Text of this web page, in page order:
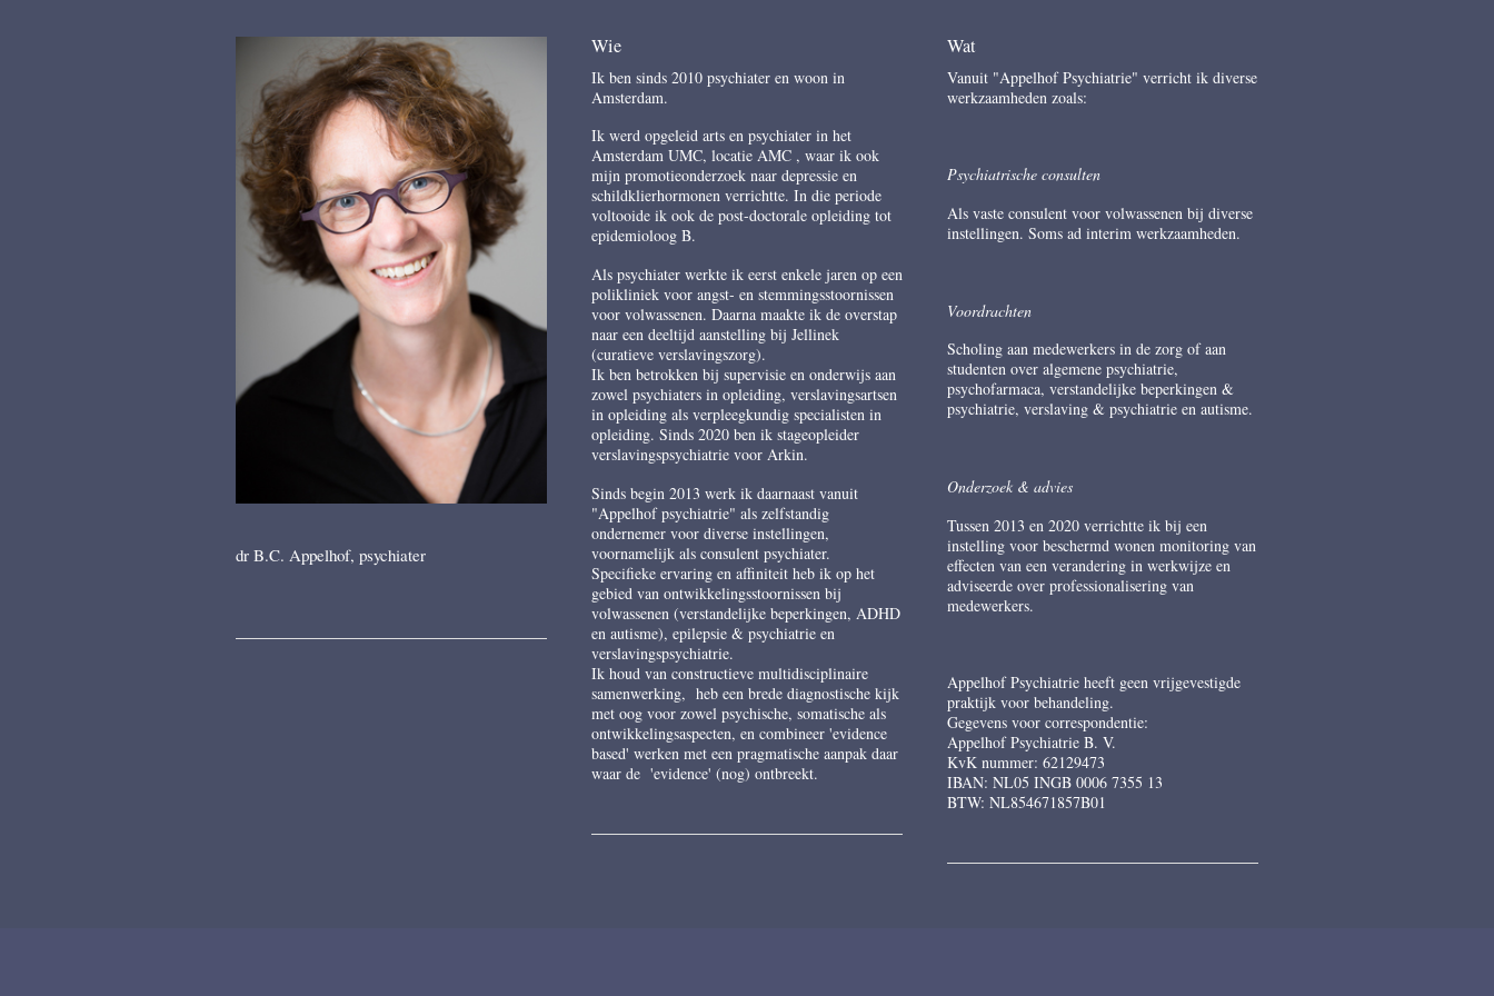
dr B.C. Appelhof, psychiater
Wie
Ik ben sinds 2010 psychiater en woon in
Amsterdam.
Ik werd opgeleid arts en psychiater in het
Amsterdam UMC, locatie AMC , waar ik ook
mijn promotieonderzoek naar depressie en
schildklierhormonen verrichtte. In die periode
voltooide ik ook de post-doctorale opleiding tot
epidemioloog B.
Als psychiater werkte ik eerst enkele jaren op een
polikliniek voor angst- en stemmingsstoornissen
voor volwassenen. Daarna maakte ik de overstap
naar een deeltijd aanstelling bij Jellinek
(curatieve verslavingszorg).
Ik ben betrokken bij supervisie en onderwijs aan
zowel psychiaters in opleiding, verslavingsartsen
in opleiding als verpleegkundig specialisten in
opleiding. Sinds 2020 ben ik stageopleider
verslavingspsychiatrie voor Arkin.
Sinds begin 2013 werk ik daarnaast vanuit
"Appelhof psychiatrie" als zelfstandig
ondernemer voor diverse instellingen,
voornamelijk als consulent psychiater.
Specifieke ervaring en affiniteit heb ik op het
gebied van ontwikkelingsstoornissen bij
volwassenen (verstandelijke beperkingen, ADHD
en autisme), epilepsie & psychiatrie en
verslavingspsychiatrie.
Ik houd van constructieve multidisciplinaire
samenwerking, heb een brede diagnostische kijk
met oog voor zowel psychische, somatische als
ontwikkelingsaspecten, en combineer 'evidence
based' werken met een pragmatische aanpak daar
waar de 'evidence' (nog) ontbreekt.
Wat
Vanuit "Appelhof Psychiatrie" verricht ik diverse
werkzaamheden zoals:
Psychiatrische consulten
Als vaste consulent voor volwassenen bij diverse
instellingen. Soms ad interim werkzaamheden.
Voordrachten
Scholing aan medewerkers in de zorg of aan
studenten over algemene psychiatrie,
psychofarmaca, verstandelijke beperkingen &
psychiatrie, verslaving & psychiatrie en autisme.
Onderzoek & advies
Tussen 2013 en 2020 verrichtte ik bij een
instelling voor beschermd wonen monitoring van
effecten van een verandering in werkwijze en
adviseerde over professionalisering van
medewerkers.
Appelhof Psychiatrie heeft geen vrijgevestigde
praktijk voor behandeling.
Gegevens voor correspondentie:
Appelhof Psychiatrie B. V.
KvK nummer: 62129473
IBAN: NL05 INGB 0006 7355 13
BTW: NL854671857B01